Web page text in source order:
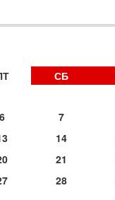
СБ
6 7
14
21
28